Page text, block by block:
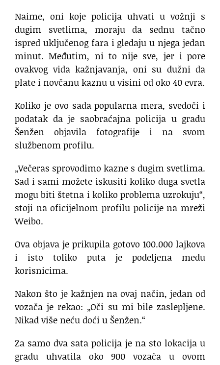
Naime, oni koje policija uhvati u vožnji s
dugim svetlima, moraju da sednu tačno
ispred uključenog fara i gledaju u njega jedan
minut. Međutim, ni to nije sve, jer i pore
ovakvog vida kažnjavanja, oni su dužni da
plate i novčanu kaznu u visini od oko 40 evra.
Koliko je ovo sada popularna mera, svedoči i
podatak da je saobraćajna policija u gradu
Šenžen objavila fotografije i na svom
službenom profilu.
„Večeras sprovodimo kazne s dugim svetlima.
Sad i sami možete iskusiti koliko duga svetla
mogu biti štetna i koliko problema uzrokuju“,
stoji na oficijelnom profilu policije na mreži
Weibo.
Ova objava je prikupila gotovo 100.000 lajkova
i isto toliko puta je podeljena među
korisnicima.
Nakon što je kažnjen na ovaj način, jedan od
vozača je rekao: „Oči su mi bile zaslepljene.
Nikad više neću doći u Šenžen.“
Za samo dva sata policija je na sto lokacija u
gradu uhvatila oko 900 vozača u ovom